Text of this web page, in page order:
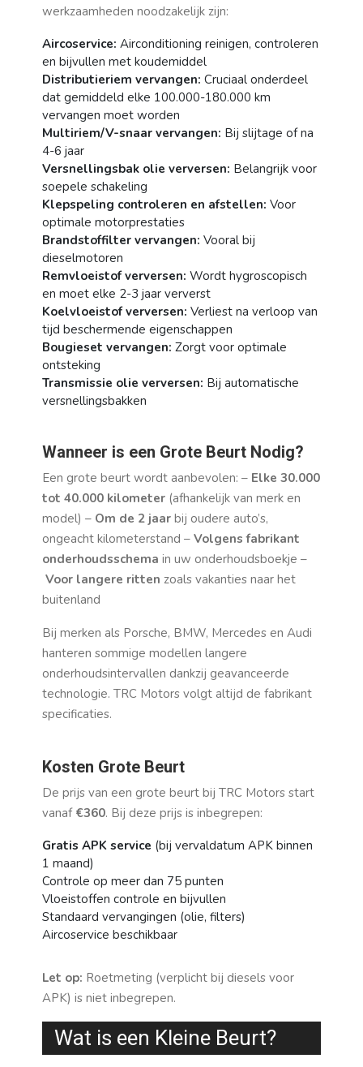
werkzaamheden noodzakelijk zijn:
Aircoservice: Airconditioning reinigen, controleren
en bijvullen met koudemiddel
Distributieriem vervangen: Cruciaal onderdeel
dat gemiddeld elke 100.000-180.000 km
vervangen moet worden
Multiriem/V-snaar vervangen: Bij slijtage of na
4-6 jaar
Versnellingsbak olie verversen: Belangrijk voor
soepele schakeling
Klepspeling controleren en afstellen: Voor
optimale motorprestaties
Brandstoffilter vervangen: Vooral bij
dieselmotoren
Remvloeistof verversen: Wordt hygroscopisch
en moet elke 2-3 jaar ververst
Koelvloeistof verversen: Verliest na verloop van
tijd beschermende eigenschappen
Bougieset vervangen: Zorgt voor optimale
ontsteking
Transmissie olie verversen: Bij automatische
versnellingsbakken
Wanneer is een Grote Beurt Nodig?
Een grote beurt wordt aanbevolen: – Elke 30.000
tot 40.000 kilometer (afhankelijk van merk en
model) – Om de 2 jaar bij oudere auto’s,
ongeacht kilometerstand – Volgens fabrikant
onderhoudsschema in uw onderhoudsboekje –
Voor langere ritten zoals vakanties naar het
buitenland
Bij merken als Porsche, BMW, Mercedes en Audi
hanteren sommige modellen langere
onderhoudsintervallen dankzij geavanceerde
technologie. TRC Motors volgt altijd de fabrikant
specificaties.
Kosten Grote Beurt
De prijs van een grote beurt bij TRC Motors start
vanaf €360. Bij deze prijs is inbegrepen:
Gratis APK service (bij vervaldatum APK binnen
1 maand)
Controle op meer dan 75 punten
Vloeistoffen controle en bijvullen
Standaard vervangingen (olie, filters)
Aircoservice beschikbaar
Let op: Roetmeting (verplicht bij diesels voor
APK) is niet inbegrepen.
Wat is een Kleine Beurt?